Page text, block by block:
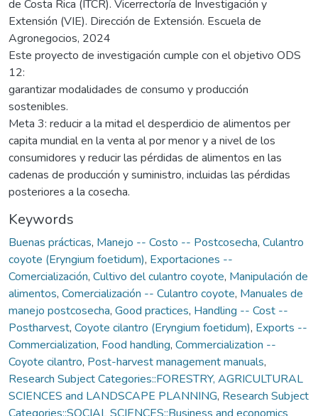
de Costa Rica (ITCR). Vicerrectoría de Investigación y
Extensión (VIE). Dirección de Extensión. Escuela de
Agronegocios, 2024
Este proyecto de investigación cumple con el objetivo ODS
12:
garantizar modalidades de consumo y producción
sostenibles.
Meta 3: reducir a la mitad el desperdicio de alimentos per
capita mundial en la venta al por menor y a nivel de los
consumidores y reducir las pérdidas de alimentos en las
cadenas de producción y suministro, incluidas las pérdidas
posteriores a la cosecha.
Keywords
Buenas prácticas, Manejo -- Costo -- Postcosecha, Culantro
coyote (Eryngium foetidum), Exportaciones --
Comercialización, Cultivo del culantro coyote, Manipulación de
alimentos, Comercialización -- Culantro coyote, Manuales de
manejo postcosecha, Good practices, Handling -- Cost --
Postharvest, Coyote cilantro (Eryngium foetidum), Exports --
Commercialization, Food handling, Commercialization --
Coyote cilantro, Post-harvest management manuals,
Research Subject Categories::FORESTRY, AGRICULTURAL
SCIENCES and LANDSCAPE PLANNING, Research Subject